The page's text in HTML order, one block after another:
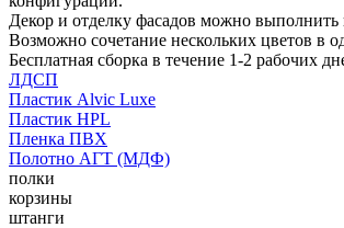
Декор и отделку фасадов можно выполнить
Возможно сочетание нескольких цветов в
Бесплатная сборка в течение 1-2 рабочих
ЛДСП
Пластик Alvic Luxe
Пластик HPL
Пленка ПВХ
Полотно АГТ (МДФ)
полки
корзины
штанги